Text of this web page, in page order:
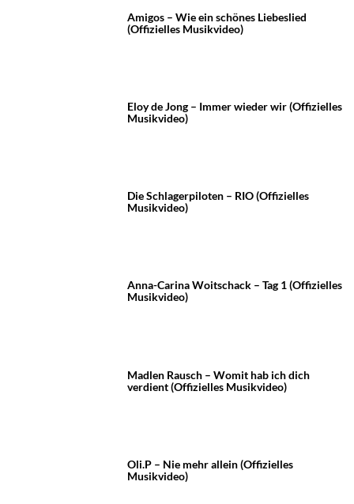
Amigos – Wie ein schönes Liebeslied
(Offizielles Musikvideo)
Eloy de Jong – Immer wieder wir (Offizielles
Musikvideo)
Die Schlagerpiloten – RIO (Offizielles
Musikvideo)
Anna-Carina Woitschack – Tag 1 (Offizielles
Musikvideo)
Madlen Rausch – Womit hab ich dich
verdient (Offizielles Musikvideo)
Oli.P – Nie mehr allein (Offizielles
Musikvideo)